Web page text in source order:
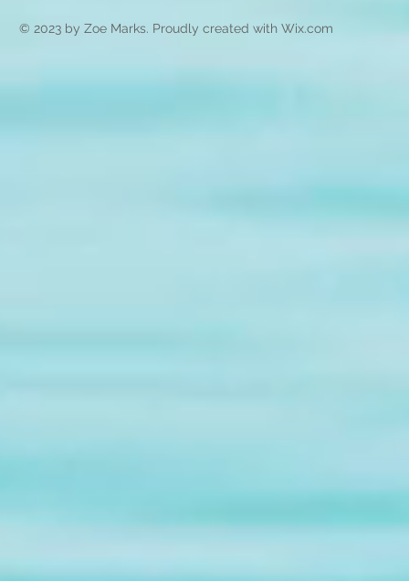
© 2023 by Zoe Marks. Proudly created with Wix.com